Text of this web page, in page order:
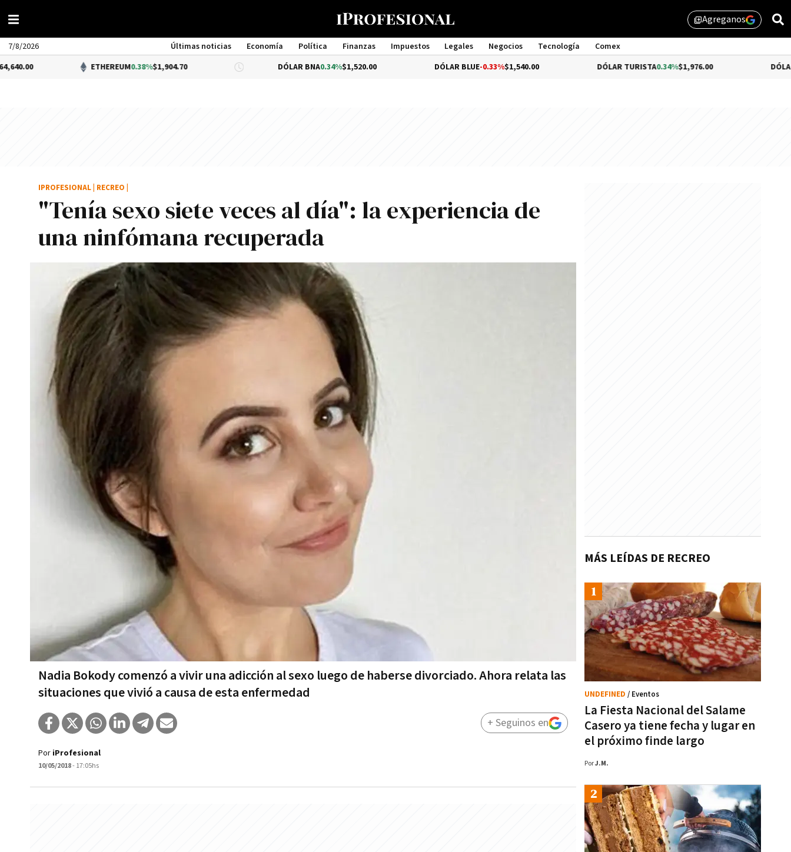
library_addAgreganos
7/8/2026 Últimas noticias Economía Política Finanzas Impuestos Legales Negocios Tecnología
Comex
Management
0.38%$1,904.70 DÓLAR BNA 0.34%$1,520.00 -0.33%$1,540.00 DÓLAR TURISTA0.34%$1,976.00 -0.54%
"Tení­a sexo siete veces al dí­a": la experiencia de
una ninfómana recuperada
Nadia Bokody comenzó a vivir una adicción al sexo luego de haberse divorciado. Ahora relata las
situaciones que vivió a causa de esta enfermedad
IPROFESIONAL RECREO
Por iProfesional
10/05/2018- 17:05hs
+ Seguinos en
MÁS LEÍDAS DE RECREO
La Fiesta Nacional del Salame
Casero ya tiene fecha y lugar en
el próximo finde largo
UNDEFINED / Eventos
PorJ.M.